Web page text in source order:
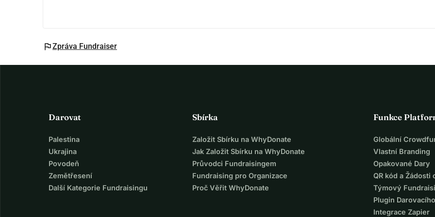
flagZpráva Fundraiser
Darovat
Palestina
Ukrajina
Povodeň
Zemětřesení
Další Kategorie Fundraisingu
Sbírka
Založit Sbírku na WhyDonate
Jak Založit Sbírku na WhyDonate
Průvodci Fundraisingem
Fundraising pro Organizace
Proč Věřit WhyDonate
Funkce
Globální
Vlastní Branding
Opakované Dary
QR kód a Žádosti
Týmový
Plugin
Integrace Zapier